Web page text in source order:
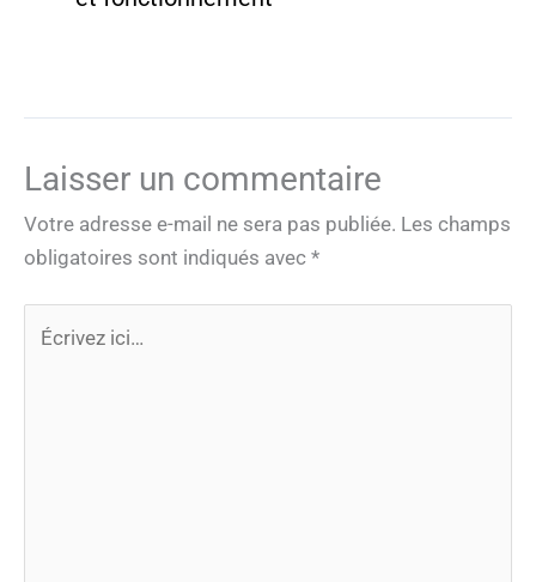
Laisser un commentaire
Votre adresse e-mail ne sera pas publiée. Les champs
obligatoires sont indiqués avec *